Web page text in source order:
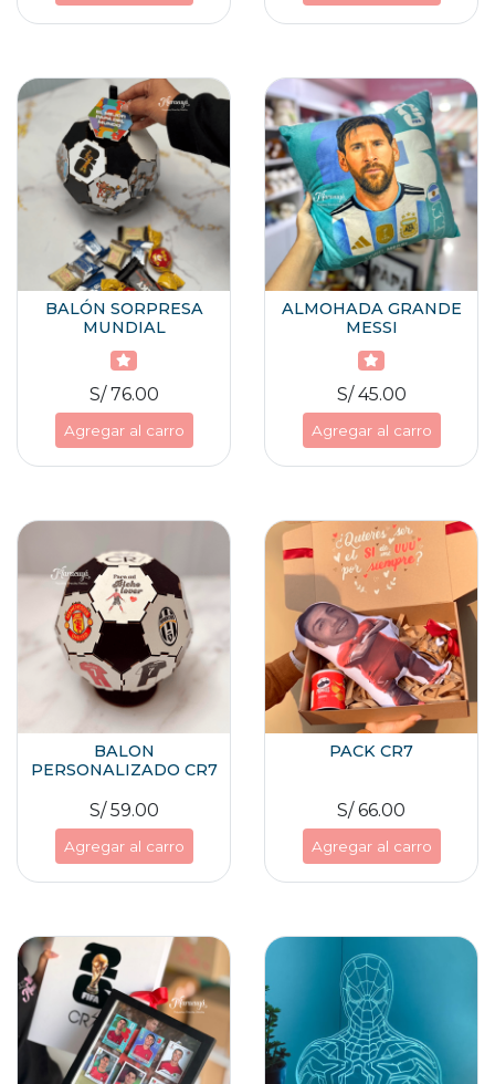
BALÓN SORPRESA
MUNDIAL
S/ 76.00
Agregar al carro
ALMOHADA GRANDE
MESSI
S/ 45.00
Agregar al carro
BALON
PERSONALIZADO CR7
S/ 59.00
Agregar al carro
PACK CR7
S/ 66.00
Agregar al carro